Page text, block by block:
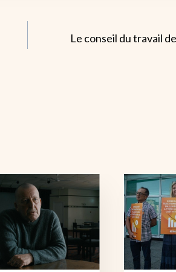
Le conseil du travail